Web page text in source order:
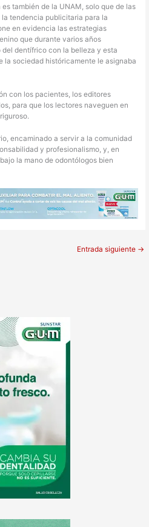
también de la UNAM, solo que de las
la tendencia publicitaria para la
en evidencia las estrategias
que durante varios años
dentífrico con la belleza y esta
la sociedad históricamente le asignaba
con los pacientes, los editores
para que los lectores naveguen en
encaminado a servir a la comunidad
y profesionalismo, y, en
la mano de odontólogos bien
Entrada siguiente →